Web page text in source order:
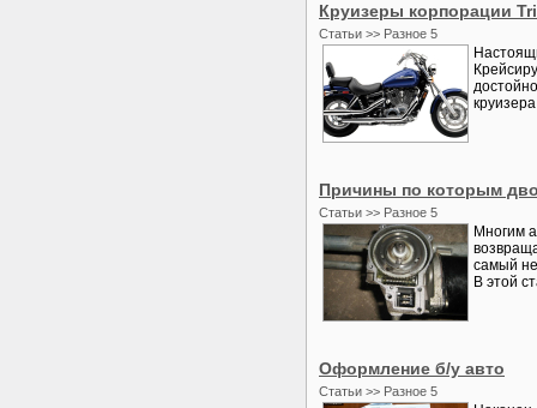
Круизеры корпорации
Статьи >> Разное 5
Причины по которым
Статьи >> Разное 5
Многим
самый
В этой
Оформление б/у авто
Статьи >> Разное 5